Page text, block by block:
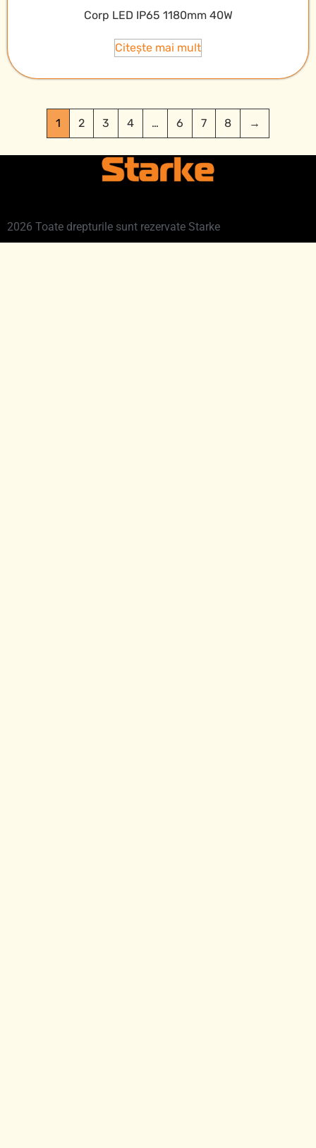
Corp LED IP65 1180mm 40W
Citește mai mult
1 2 3 4 … 6 7 8 →
2026 Toate drepturile sunt rezervate Starke